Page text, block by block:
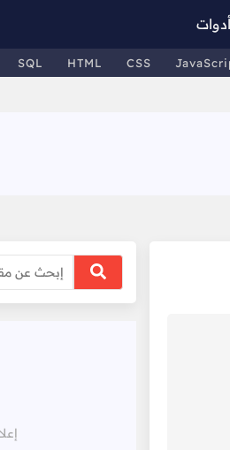
أدوات
SQL HTML CSS